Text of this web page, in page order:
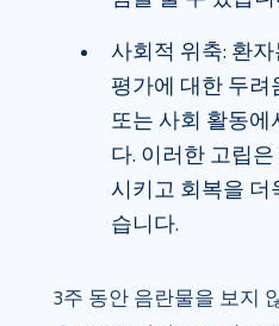
사회적 위축: 환
평가에 대한 두려
또는 사회 활동에
다. 이러한 고립
시키고 회복을 더
습니다.
3주 동안 음란물을 보지